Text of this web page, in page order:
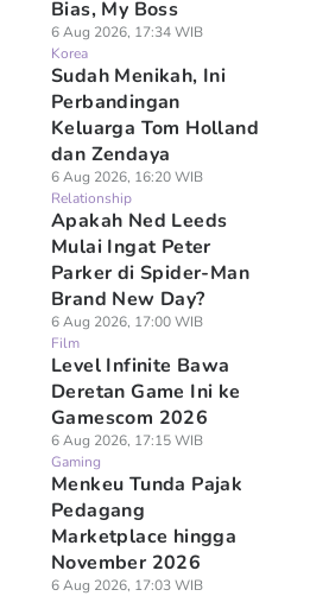
Bias, My Boss
6 Aug 2026, 17:34 WIB
Korea
Sudah Menikah, Ini
Perbandingan
Keluarga Tom Holland
dan Zendaya
6 Aug 2026, 16:20 WIB
Relationship
Apakah Ned Leeds
Mulai Ingat Peter
Parker di Spider-Man
Brand New Day?
6 Aug 2026, 17:00 WIB
Film
Level Infinite Bawa
Deretan Game Ini ke
Gamescom 2026
6 Aug 2026, 17:15 WIB
Gaming
Menkeu Tunda Pajak
Pedagang
Marketplace hingga
November 2026
6 Aug 2026, 17:03 WIB